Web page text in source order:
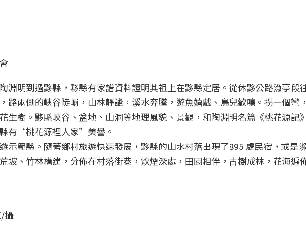
淵明到過黟縣，黟縣有家譜資料證明其祖上在黟縣定居。從休黟公路漁亭段
路兩側的峽谷陡峭，山林靜謐，溪水奔騰，遊魚嬉戲、鳥兒歡鳴。拐一個彎
生樹。黟縣峽谷、盆地、山洞等地理風貌、景觀，和陶淵明名篇《桃花源記
有“桃花源裡人家”美譽。
示範縣。隨著鄉村旅遊快速發展，黟縣的山水村落出現了895 處民宿，或是
坡、竹林構建，分佈在村落街巷，炊煙深處，田園相伴，古樹成林，花海遍
/攝